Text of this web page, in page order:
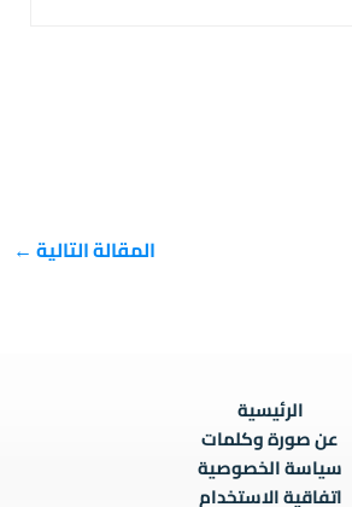
المقالة التالية ←
الرئيسية
عن صورة وكلمات
سياسة الخصوصية
اتفاقية الاستخدام